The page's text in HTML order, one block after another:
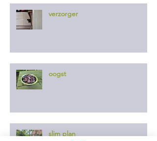
verzorger
oogst
slim plan